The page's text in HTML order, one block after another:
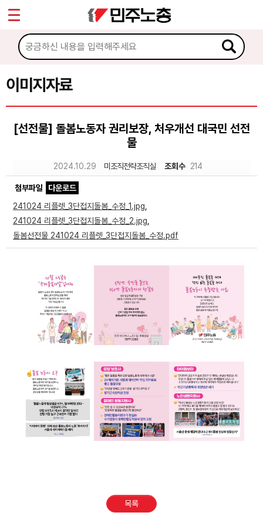
이미지자료
[선전물] 돌봄노동자 권리보장, 처우개선 대국민 선전
물
2024.10.29 미조직전략조직실 조회수 214
첨부파일
다운로드
241024 리플렛_3단접지돌봄_수정_1.jpg
241024 리플렛_3단접지돌봄_수정_2.jpg
돌봄선전물 241024 리플렛_3단접지돌봄_수정.pdf
목록
마이페이지
소개
소식
문서자료
이미지자료
미디어자료
카드뉴스
부설기관
Sketchbook5, 스케치북5
Sketchbook5, 스케치북5